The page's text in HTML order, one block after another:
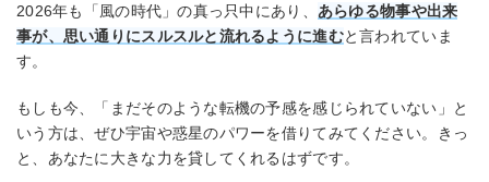
2026年も「風の時代」の真っ只中にあり、 あらゆる物事や出来
事が、思い通りにスルスルと流れるように進むと言われていま
す。
もしも今、「まだそのような転機の予感を感じられていない」と
いう方は、ぜひ宇宙や惑星のパワーを借りてみてください。きっ
と、あなたに大きな力を貸してくれるはずです。